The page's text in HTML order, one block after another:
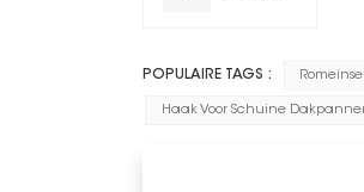
POPULAIRE TAGS :
Haak Voor Schuine